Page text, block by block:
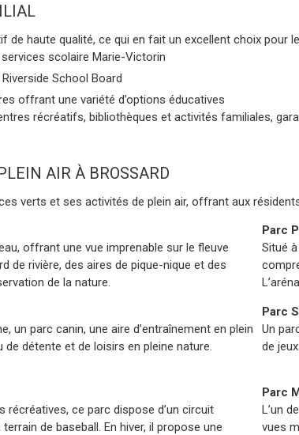
haute qualité, ce qui en fait un excellent choix pour
scolaire Marie-Victorin
School Board
offrant une variété d’options éducatives
récréatifs, bibliothèques et activités familiales,
AIR À BROSSARD
verts et ses activités de plein air, offrant aux
offrant une vue imprenable sur le fleuve
de rivière, des aires de pique-nique et des
de la nature.
Parc
Situé
un parc canin, une aire d’entraînement en plein
détente et de loisirs en pleine nature.
Parc
Un
de
ce parc dispose d’un circuit
terrain de baseball. En hiver, il propose une
Parc
L’un
vues